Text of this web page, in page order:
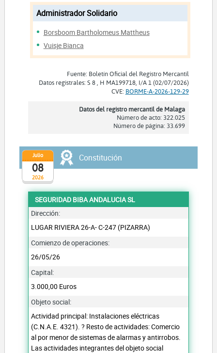
Administrador Solidario
Borsboom Bartholomeus Mattheus
Vuisje Bianca
Fuente: Boletín Oficial del Registro Mercantil
Datos registrales: S 8 , H MA199718, I/A 1 (02/07/2026)
CVE: BORME-A-2026-129-29
Datos del registro mercantil de Malaga
Número de acto: 322.025
Número de página: 33.699
2026
Julio
08
Constitución
SEGURIDAD BIBA ANDALUCIA SL
Dirección:
LUGAR RIVIERA 26-A- C-247 (PIZARRA)
Comienzo de operaciones:
26/05/26
Capital:
3.000,00 Euros
Objeto social:
Actividad principal: Instalaciones eléctricas
(C.N.A.E. 4321). ? Resto de actividades: Comercio
al por menor de sistemas de alarmas y antirrobos.
Las actividades integrantes del objeto social